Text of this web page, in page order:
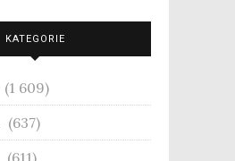
KATEGORIE
(1 609)
(637)
(611)